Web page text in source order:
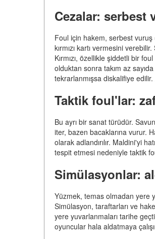
Cezalar: serbest
Foul için hakem, serbest vuruş
kırmızı kartı vermesini
Kırmızı, özellikle şiddetli bir
olduktan sonra takım az
tekrarlanmışsa diskalifiye
Taktik foul'lar:
Bu ayrı bir sanat türüdür.
iter, bazen bacaklarına vurur.
olarak adlandırılır. Maldini'yi
tespit etmesi nedeniyle taktik
Simülasyonlar:
Yüzmek, temas olmadan yere
Simülasyon, taraftarları ve
yere yuvarlanmaları tarihe
oyuncular hala aldatmaya